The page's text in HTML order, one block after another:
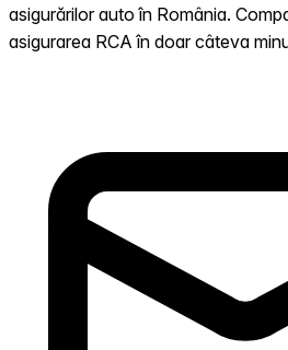
asigurărilor auto în România.
asigurarea RCA în doar câteva